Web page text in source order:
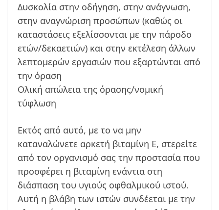
Δυσκολία στην οδήγηση, στην ανάγνωση,
στην αναγνώριση προσώπων (καθώς οι
καταστάσεις εξελίσσονται με την πάροδο
ετών/δεκαετιών) και στην εκτέλεση άλλων
λεπτομερών εργασιών που εξαρτώνται από
την όραση
Ολική απώλεια της όρασης/νομική
τύφλωση
Εκτός από αυτό, με το να μην
καταναλώνετε αρκετή βιταμίνη Ε, στερείτε
από τον οργανισμό σας την προστασία που
προσφέρει η βιταμίνη ενάντια στη
διάσπαση του υγιούς οφθαλμικού ιστού.
Αυτή η βλάβη των ιστών συνδέεται με την